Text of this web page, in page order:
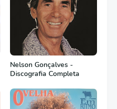
Nelson Gonçalves -
Discografia Completa